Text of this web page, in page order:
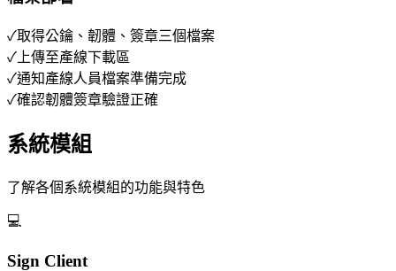
✓取得公鑰、韌體、簽章三個檔案
✓ 上傳至產線下載區
✓通知產線人員檔案準備完成
✓確認韌體簽章驗證正確
系統模組
了解各個系統模組的功能與特色
💻
Sign Client